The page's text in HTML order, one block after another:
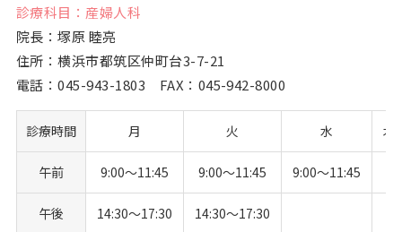
診療科目：産婦人科
院長：塚原 睦亮
住所：横浜市都筑区仲町台3-7-21
電話：045-943-1803 FAX：045-942-8000
診療時間 月 火 水 木
午前 9:00〜11:45 9:00〜11:45 9:00〜11:45
午後 14:30〜17:30 14:30〜17:30